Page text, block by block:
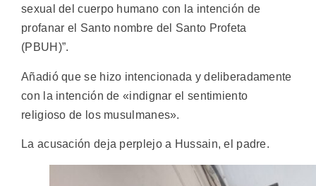
sexual del cuerpo humano con la intención de
profanar el Santo nombre del Santo Profeta
(PBUH)”.
Añadió que se hizo intencionada y deliberadamente
con la intención de «indignar el sentimiento
religioso de los musulmanes».
La acusación deja perplejo a Hussain, el padre.